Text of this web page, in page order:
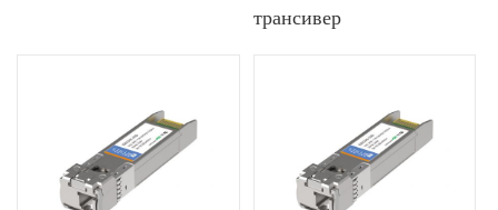
трансивер